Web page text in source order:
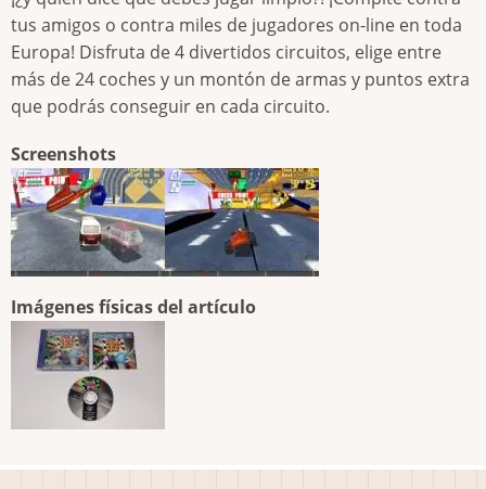
tus amigos o contra miles de jugadores on-line en toda
Europa! Disfruta de 4 divertidos circuitos, elige entre
más de 24 coches y un montón de armas y puntos extra
que podrás conseguir en cada circuito.
Screenshots
Imágenes físicas del artículo